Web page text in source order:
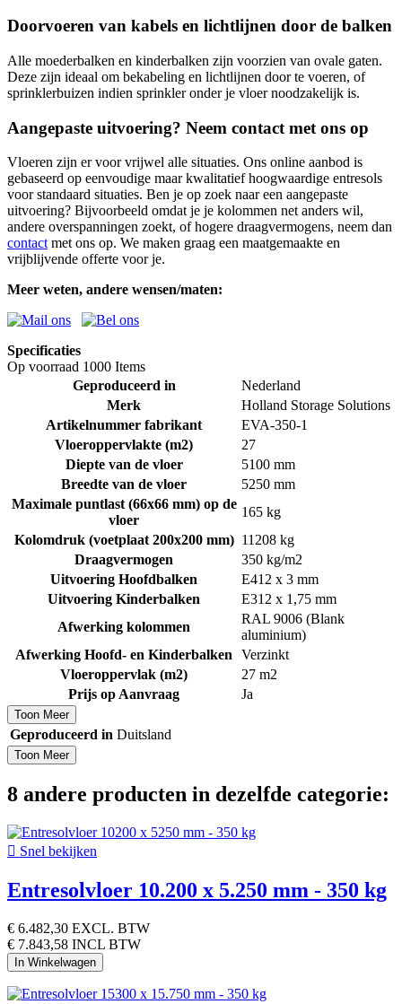
Doorvoeren van kabels en lichtlijnen door de balken
Alle moederbalken en kinderbalken zijn voorzien van ovale gaten.
Deze zijn ideaal om bekabeling en lichtlijnen door te voeren, of
sprinklerbuizen indien sprinkler onder je vloer noodzakelijk is.
Aangepaste uitvoering? Neem contact met ons op
Vloeren zijn er voor vrijwel alle situaties. Ons online aanbod is
gebaseerd op eenvoudige maar kwalitatief hoogwaardige entresols
voor standaard situaties. Ben je op zoek naar een aangepaste
uitvoering? Bijvoorbeeld omdat je je kolommen net anders wil,
andere overspanningen zoekt, of hogere draagvermogens, neem dan
contactmet ons op. We maken graag een maatgemaakte en
vrijblijvende offerte voor je.
Meer weten, andere wensen/maten:
Specificaties
Op voorraad 1000 Items
Geproduceerd in
Nederland
Merk
Holland Storage Solutions
Artikelnummer fabrikant
EVA-350-1
Vloeroppervlakte (m2)
27
Diepte van de vloer
5100 mm
Breedte van de vloer
5250 mm
Maximale puntlast (66x66 mm) op de
vloer
165 kg
Kolomdruk (voetplaat 200x200 mm) 11208 kg
Draagvermogen
350 kg/m2
Uitvoering Hoofdbalken
E412 x 3 mm
Uitvoering Kinderbalken
E312 x 1,75 mm
Afwerking kolommen
RAL 9006 (Blank
aluminium)
Afwerking Hoofd- en Kinderbalken Verzinkt
Vloeroppervlak (m2)
27 m2
Prijs op Aanvraag
Ja
Toon Meer
Geproduceerd in Duitsland
Toon Meer
8 andere producten in dezelfde categorie:
 Snel bekijken
Entresolvloer 10.200 x 5.250 mm - 350 kg
€ 6.482,30 EXCL. BTW
€ 7.843,58 INCL BTW
In Winkelwagen